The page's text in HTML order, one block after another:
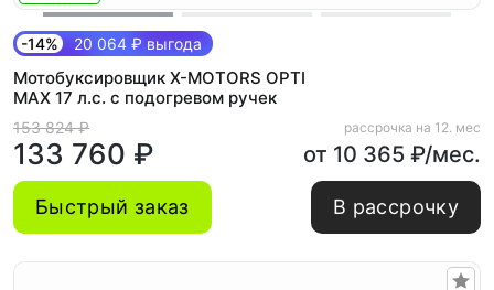
-14% 20 064 ₽ выгода
Мотобуксировщик X-MOTORS OPTI
MAX 17 л.с. с подогревом ручек
153 824 ₽
133 760 ₽
рассрочка на 12. мес
от 10 365 ₽/мес.
Быстрый заказ В рассрочку